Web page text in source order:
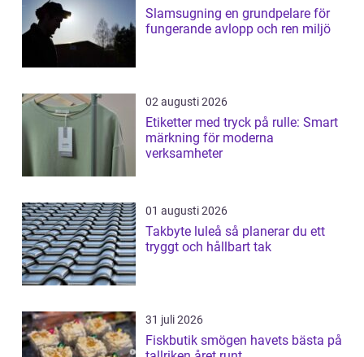
Slamsugning en grundpelare för
fungerande avlopp och ren miljö
02 augusti 2026
Etiketter med tryck på rulle: Smart
märkning för moderna
verksamheter
01 augusti 2026
Takbyte luleå så planerar du ett
tryggt och hållbart tak
31 juli 2026
Fiskbutik smögen havets bästa på